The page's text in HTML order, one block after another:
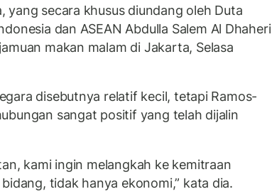
yang secara khusus diundang oleh Duta
dan ASEAN Abdulla Salem Al Dhaheri
makan malam di Jakarta, Selasa
disebutnya relatif kecil, tetapi Ramos-
sangat positif yang telah dijalin
kami ingin melangkah ke kemitraan
tidak hanya ekonomi,” kata dia.